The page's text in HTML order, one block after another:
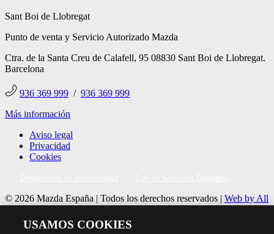
Sant Boi de Llobregat
Punto de venta y Servicio Autorizado Mazda
Ctra. de la Santa Creu de Calafell, 95 08830 Sant Boi de Llobregat.
Barcelona
936 369 999 / 936 369 999
Más información
Aviso legal
Privacidad
Cookies
© 2026 Mazda España | Todos los derechos reservados | Web by All
Síguenos en
USAMOS COOKIES